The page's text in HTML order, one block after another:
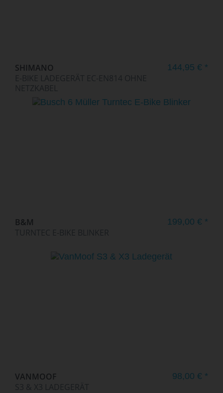
SHIMANO
E-BIKE LADEGERÄT EC-EN814 OHNE
NETZKABEL
144,95 € *
B&M
TURNTEC E-BIKE BLINKER
199,00 € *
VANMOOF
S3 & X3 LADEGERÄT
98,00 € *